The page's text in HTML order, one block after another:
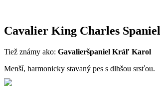
Cavalier King Charles Spaniel
Tiež známy ako: Gavalieršpaniel Kráľ Karol
Menší, harmonicky stavaný pes s dlhšou srsťou.